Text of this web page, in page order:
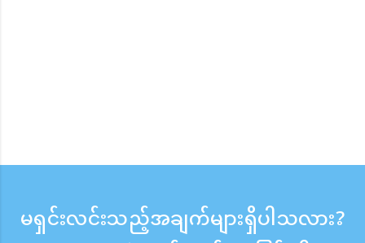
မရှင်းလင်းသည့်အချက်များရှိပါသလား?